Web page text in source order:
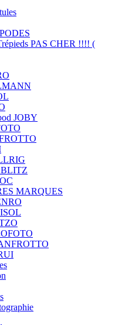
PAS CHER !!!! (
JOBY
MARQUES